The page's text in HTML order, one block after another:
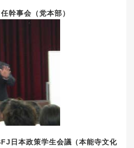
幹事会（党本部）
日本政策学生会議（本能寺文化